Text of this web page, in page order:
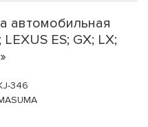
автомобильная
ES; GX; LX;
346